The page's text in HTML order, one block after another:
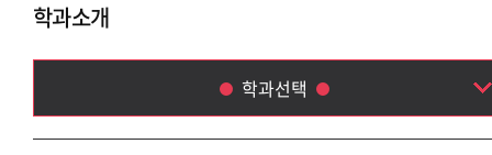
학과소개
학과선택
프랑스학과(~2022)